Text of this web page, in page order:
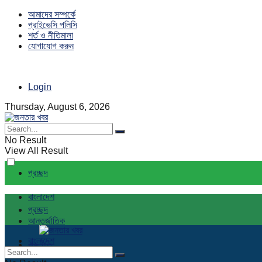
আমাদের সম্পর্কে
প্রাইভেসি পলিসি
শর্ত ও নীতিমালা
যোগাযোগ করুন
Login
Thursday, August 6, 2026
No Result
View All Result
প্রচ্ছদ
বাংলাদেশ
আন্তর্জাতিক
রাজনীতি
প্রচ্ছদ
বাংলাদেশ